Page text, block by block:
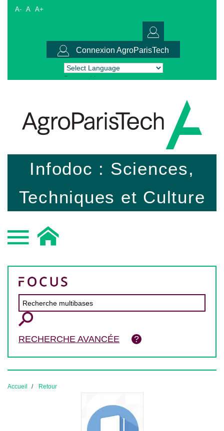
A- A A+
Connexion AgroParisTech
Powered by Translate
Infodoc : Sciences,
Techniques et Culture
RECHERCHE AVANCÉE
Accueil Retour